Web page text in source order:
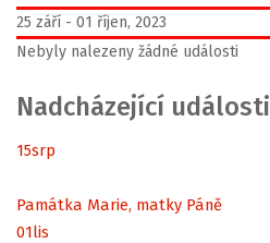
25 září - 01 říjen, 2023
Nebyly nalezeny žádné události
Nadcházející události
15srp
Památka Marie, matky Páně
01lis